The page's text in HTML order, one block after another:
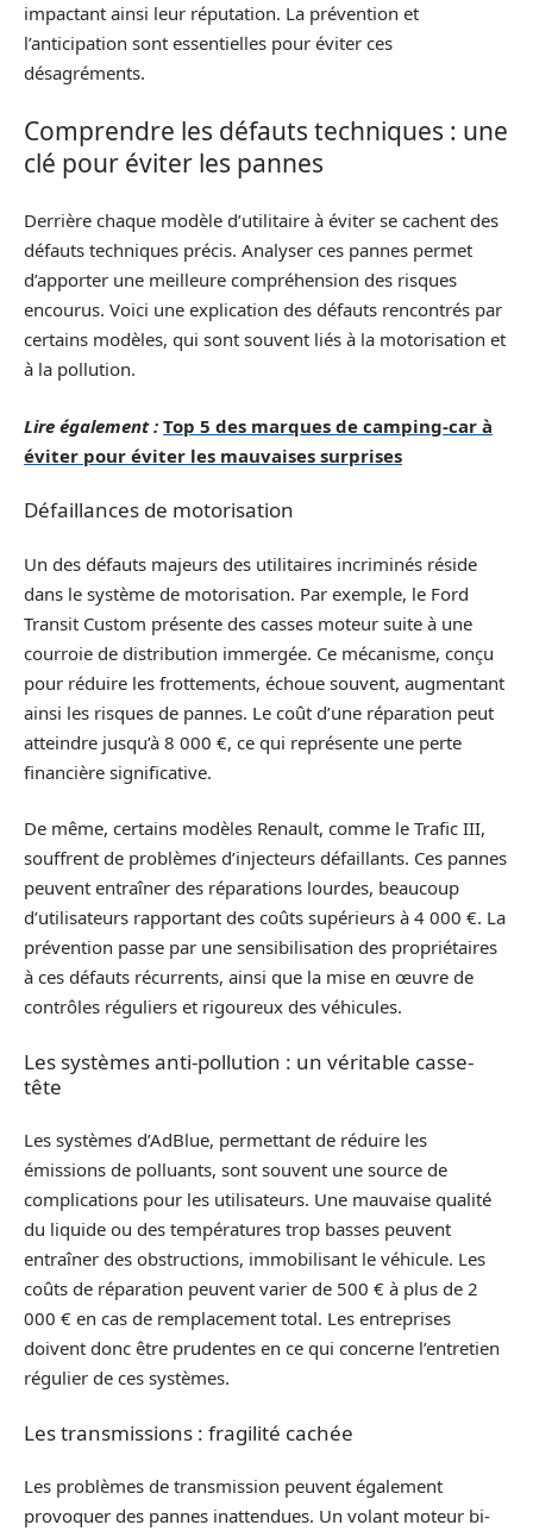
impactant ainsi leur réputation. La prévention et
l’anticipation sont essentielles pour éviter ces
désagréments.
Comprendre les défauts techniques : une
clé pour éviter les pannes
Derrière chaque modèle d’utilitaire à éviter se cachent des
défauts techniques précis. Analyser ces pannes permet
d’apporter une meilleure compréhension des risques
encourus. Voici une explication des défauts rencontrés par
certains modèles, qui sont souvent liés à la motorisation et
à la pollution.
Lire également : Top 5 des marques de camping-car à
éviter pour éviter les mauvaises surprises
Défaillances de motorisation
Un des défauts majeurs des utilitaires incriminés réside
dans le système de motorisation. Par exemple, le Ford
Transit Custom présente des casses moteur suite à une
courroie de distribution immergée. Ce mécanisme, conçu
pour réduire les frottements, échoue souvent, augmentant
ainsi les risques de pannes. Le coût d’une réparation peut
atteindre jusqu’à 8 000 €, ce qui représente une perte
financière significative.
De même, certains modèles Renault, comme le Trafic III,
souffrent de problèmes d’injecteurs défaillants. Ces pannes
peuvent entraîner des réparations lourdes, beaucoup
d’utilisateurs rapportant des coûts supérieurs à 4 000 €. La
prévention passe par une sensibilisation des propriétaires
à ces défauts récurrents, ainsi que la mise en œuvre de
contrôles réguliers et rigoureux des véhicules.
Les systèmes anti-pollution : un véritable casse-
tête
Les systèmes d’AdBlue, permettant de réduire les
émissions de polluants, sont souvent une source de
complications pour les utilisateurs. Une mauvaise qualité
du liquide ou des températures trop basses peuvent
entraîner des obstructions, immobilisant le véhicule. Les
coûts de réparation peuvent varier de 500 € à plus de 2
000 € en cas de remplacement total. Les entreprises
doivent donc être prudentes en ce qui concerne l’entretien
régulier de ces systèmes.
Les transmissions : fragilité cachée
Les problèmes de transmission peuvent également
provoquer des pannes inattendues. Un volant moteur bi-